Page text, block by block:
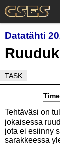
Datatähti
TASK
Tehtäväsi on
jokaisessa
jota ei esiinny
sarakkeessa